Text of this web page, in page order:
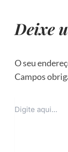
Deixe
O seu
Campos
aqui...